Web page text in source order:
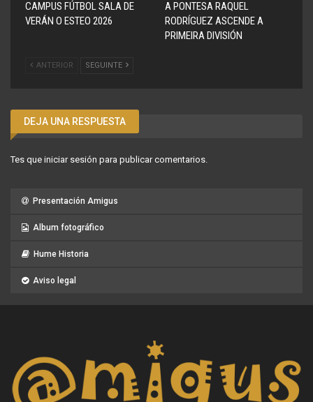
CAMPUS FÚTBOL SALA DE
VERÁN O ESTEO 2026
A PONTESA RAQUEL
RODRÍGUEZ ASCENDE A
PRIMEIRA DIVISIÓN
ANTERIOR SEGUINTE
DEJA UNA RESPUESTA
Tes que iniciar sesión para publicar comentarios.
Presentación Amigus
Album fotográfico
Hume Historia
Aviso legal